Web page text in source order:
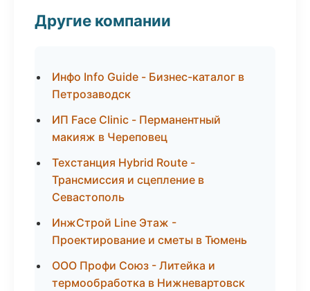
Другие компании
Инфо Info Guide - Бизнес-каталог в
Петрозаводск
ИП Face Clinic - Перманентный
макияж в Череповец
Техстанция Hybrid Route -
Трансмиссия и сцепление в
Севастополь
ИнжСтрой Line Этаж -
Проектирование и сметы в Тюмень
ООО Профи Союз - Литейка и
термообработка в Нижневартовск